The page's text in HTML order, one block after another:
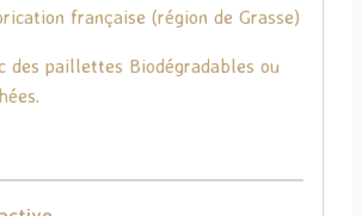
française (région de Grasse)
des paillettes Biodégradables ou